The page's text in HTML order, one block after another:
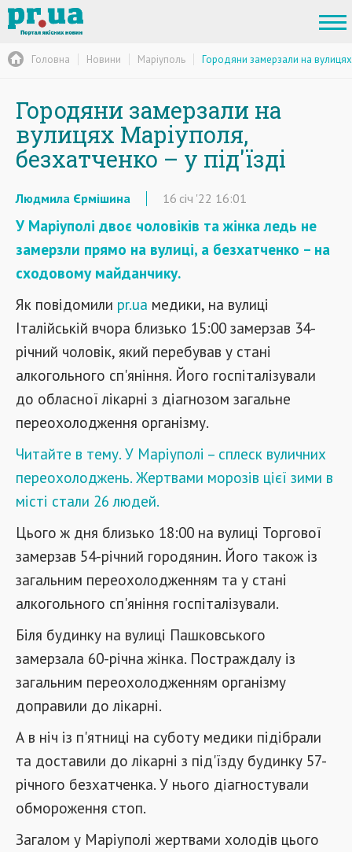
Головна Новини Маріуполь Городяни замерзали на
Городяни замерзали на
вулицях Маріуполя,
безхатченко – у під'їзді
Людмила Єрмішина 16 січ '22 16:01
У Маріуполі двоє чоловіків та жінка ледь не
замерзли прямо на вулиці, а безхатченко – на
сходовому майданчику.
Як повідомили pr.ua медики, на вулиці
Італійській вчора близько 15:00 замерзав 34-
річний чоловік, який перебував у стані
алкогольного сп'яніння. Його госпіталізували
до обласної лікарні з діагнозом загальне
переохолодження організму.
Читайте в тему. У Маріуполі – сплеск вуличних
переохолоджень. Жертвами морозів цієї зими в
місті стали 26 людей.
Цього ж дня близько 18:00 на вулиці Торгової
замерзав 54-річний городянин. Його також із
загальним переохолодженням та у стані
алкогольного сп'яніння госпіталізували.
Біля будинку на вулиці Пашковського
замерзала 60-річна жінка. Постраждалу із
загальним переохолодженням організму
доправили до лікарні.
А в ніч із п'ятниці на суботу медики підібрали
та доставили до лікарні з під'їзду будинку 57-
річного безхатченка. У нього діагностували
обмороження стоп.
Загалом у Маріуполі жертвами холодів цього